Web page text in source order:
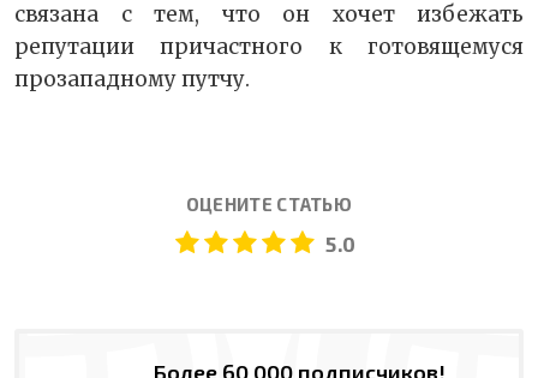
связана с тем, что он хочет избежать
репутации причастного к готовящемуся
прозападному путчу.
ОЦЕНИТЕ СТАТЬЮ
5.0
Более 60 000 подписчиков!